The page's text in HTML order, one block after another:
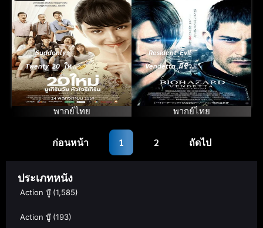
Suddenly
Twenty 20 ใหม่
ยูเทิร์นวัย หัวใจรี
เทิร์น (2017)
พากย์ไทย
Resident Evil
Vendetta ผีชีวะ
ล้างบางเชื้อคลั่ง
(2017)
พากย์ไทย
ก่อนหน้า 1 2 ถัดไป
ประเภทหนัง
Action บู๊(1,585)
Action บู๊(193)